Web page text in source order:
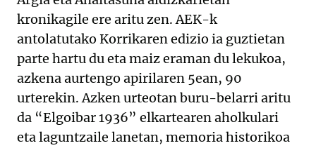
kronikagile ere aritu zen. AEK-k
antolatutako Korrikaren edizio ia guztietan
parte hartu du eta maiz eraman du lekukoa,
azkena aurtengo apirilaren 5ean, 90
urterekin. Azken urteotan buru-belarri aritu
da “Elgoibar 1936” elkartearen aholkulari
eta laguntzaile lanetan, memoria historikoa